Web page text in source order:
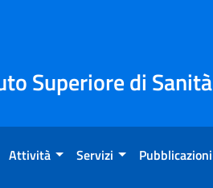
Superiore di Sanità
Attività Servizi Pubblicazioni